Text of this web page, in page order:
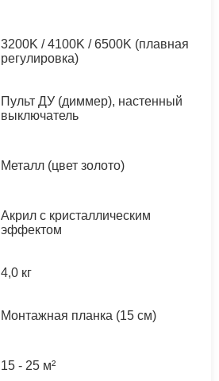
3200K / 4100K / 6500K (плавная
регулировка)
Пульт ДУ (диммер), настенный
выключатель
Металл (цвет золото)
Акрил с кристаллическим
эффектом
4,0 кг
Монтажная планка (15 см)
15 - 25 м²